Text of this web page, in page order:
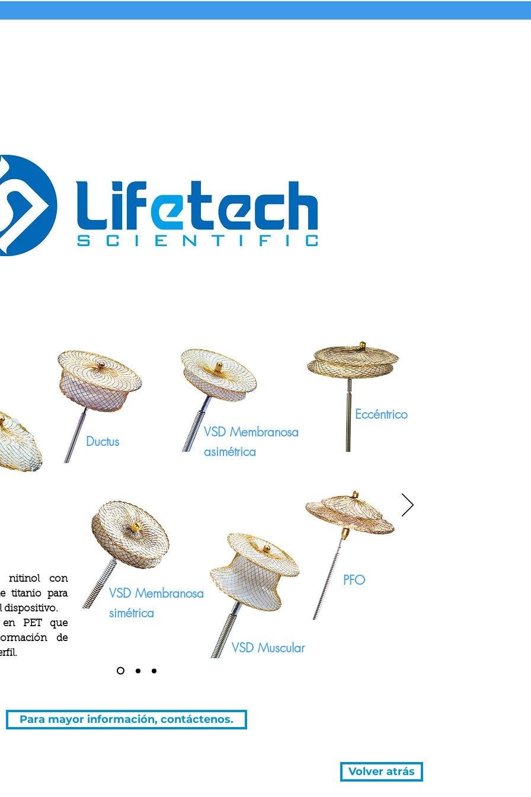
nitinol con
titanio para
dispositivo.
PET que
de
Ductus
VSD Membranosa
simétrica
Eccéntrico
VSD Membranosa
asimétrica
VSD Muscular
PFO
Para mayor información, contáctenos.
Volver atrás